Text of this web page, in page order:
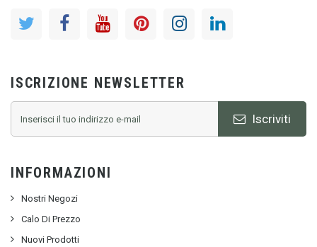
ISCRIZIONE NEWSLETTER
Iscriviti
INFORMAZIONI
Nostri Negozi
Calo Di Prezzo
Nuovi Prodotti